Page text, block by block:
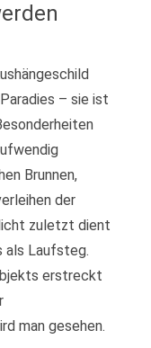
– sie ist
Brunnen,
der
zuletzt dient
als Laufsteg.
erstreckt
man gesehen.